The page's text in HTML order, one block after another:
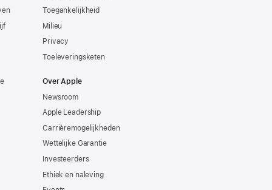
Toegankelijkheid
Milieu
Privacy
Toeleveringsketen
Over Apple
Newsroom
Apple Leadership
Carrièremogelijkheden
Wettelijke Garantie
Investeerders
Ethiek en naleving